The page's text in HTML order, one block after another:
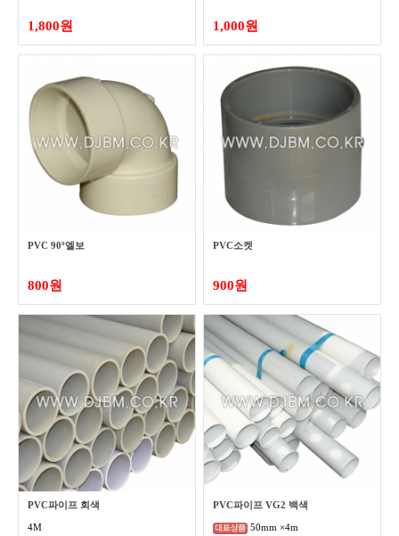
1,800원 1,000원
PVC 90º엘보
800원
PVC소켓
900원
PVC파이프 회색
4M
PVC파이프 VG2 백색
50mm ×4m